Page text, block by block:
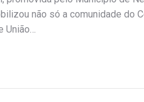
não só a comunidade do
União…